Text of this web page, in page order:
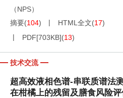
（NPS）
摘要(104) HTML全文(17)
PDF[703KB](13)
技术交流
超高效液相色谱-串联质谱法
在柑橘上的残留及膳食风险